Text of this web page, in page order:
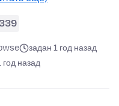
339
задан 1 год назад
год назад